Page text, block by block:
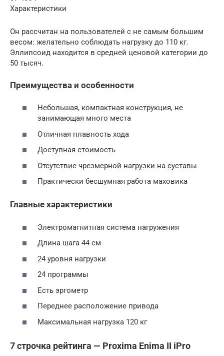
Характеристики
Он рассчитан на пользователей с не самым большим
весом: желательно соблюдать нагрузку до 110 кг.
Эллипсоид находится в средней ценовой категории до
50 тысяч.
Преимущества и особенности
Небольшая, компактная конструкция, не
занимающая много места
Отличная плавность хода
Доступная стоимость
Отсутствие чрезмерной нагрузки на суставы
Практически бесшумная работа маховика
Главные характеристики
Электромагнитная система нагружения
Длина шага 44 см
24 уровня нагрузки
24 программы
Есть эргометр
Переднее расположение привода
Максимальная нагрузка 120 кг
7 строчка рейтинга — Proxima Enima II iPro